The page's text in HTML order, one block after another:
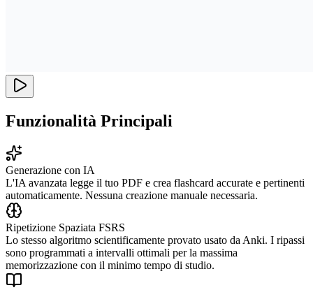
Funzionalità Principali
Generazione con IA
L'IA avanzata legge il tuo PDF e crea flashcard accurate e pertinenti
automaticamente. Nessuna creazione manuale necessaria.
Ripetizione Spaziata FSRS
Lo stesso algoritmo scientificamente provato usato da Anki. I ripassi
sono programmati a intervalli ottimali per la massima
memorizzazione con il minimo tempo di studio.